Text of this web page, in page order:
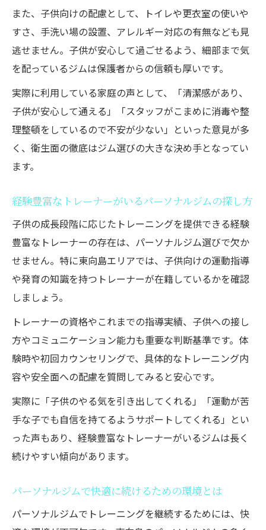
また、子供向けの配慮として、トイレや更衣室の使いや
すさ、手洗い場の設置、アレルギー対応の有無なども見
逃せません。子供が安心して過ごせるよう、細部まで気
を配っているジムは保護者からの信頼も厚いです。
実際に利用している家庭の声として、「清潔感があり、
子供が安心して通える」「スタッフがこまめに消毒や整
理整頓をしているので不安が少ない」といった意見が多
く、衛生面の徹底はジム選びの大きな決め手となってい
ます。
経験豊富なトレーナーがいるパーソナルジムの探し方
子供の成長段階に応じたトレーニングを提供できる経験
豊富なトレーナーの存在は、パーソナルジム選びで欠か
せません。特に東向島エリアでは、子供向けの運動指導
や発育の知識を持つトレーナーが在籍しているかを確認
しましょう。
トレーナーの資格やこれまでの指導実績、子供への接し
方やコミュニケーション能力も重要な判断基準です。体
験時や初回カウンセリングで、具体的なトレーニング内
容や安全面への配慮を質問してみると安心です。
実際に「子供のやる気を引き出してくれる」「運動が苦
手な子でも自信を持てるようサポートしてくれる」とい
った声もあり、経験豊富なトレーナーがいるジムは長く
続けやすい傾向があります。
パーソナルジムで快適に続けるための環境とは
パーソナルジムでトレーニングを継続するためには、快